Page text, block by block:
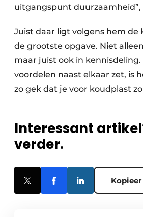
uitgangspunt duurzaamheid”,
Juist daar ligt volgens hem de
de grootste opgave. Niet
maar juist ook in kennisdeling.
voordelen naast elkaar zet, is
zo gek dat je voor koudplast
Interessant
verder.
Kopieer